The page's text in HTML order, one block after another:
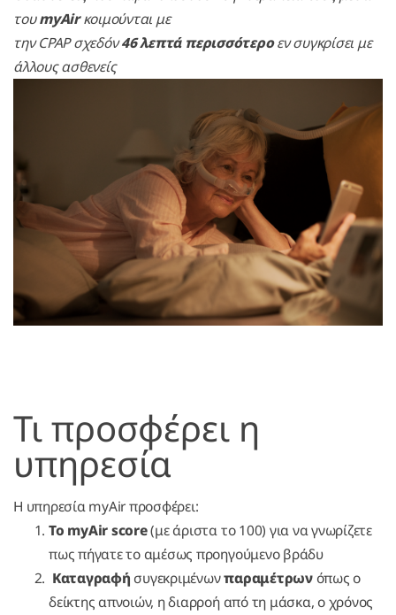
τουmyAirκοιμούνται με
την CPAP σχεδόν46 λεπτά περισσότεροεν συγκρίσει με
άλλους ασθενείς
Τι προσφέρει η
υπηρεσία
Η υπηρεσία myAir προσφέρει:
Το myAir score(με άριστα το 100) για να γνωρίζετε
πως πήγατε το αμέσως προηγούμενο βράδυ
Καταγραφή συγεκριμένωνπαραμέτρωνόπως ο
δείκτης απνοιών, η διαρροή από τη μάσκα, ο χρόνος